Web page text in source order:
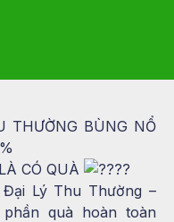
THƯỜNG BÙNG NỔ
CÓ QUÀ
Lý Thu Thường –
quà hoàn toàn